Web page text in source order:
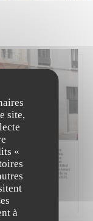
site,
«
à